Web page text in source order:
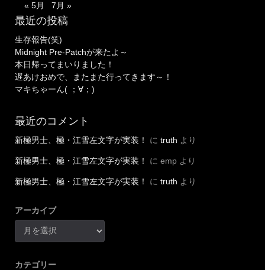
« 5月 7月 »
最近の投稿
生存報告(笑)
Midnight Pre-Patchが来たよ～
本日帰ってまいりました！
遅あけおめで、またまた行ってきます～！
マキちゃーん( ；∀；)
最近のコメント
新極男士、極・江雪左文字が実装！ に truth より
新極男士、極・江雪左文字が実装！ に emp より
新極男士、極・江雪左文字が実装！ に truth より
アーカイブ
カテゴリー